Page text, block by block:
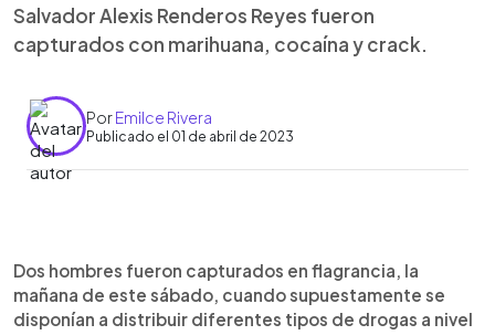
Salvador Alexis Renderos Reyes fueron
capturados con marihuana, cocaína y crack.
PorEmilce Rivera
Publicado el 01 de abril de 2023
Escuchar artículo
Dos hombres fueron capturados en flagrancia, la
mañana de este sábado, cuando supuestamente se
disponían a distribuir diferentes tipos de drogas a nivel